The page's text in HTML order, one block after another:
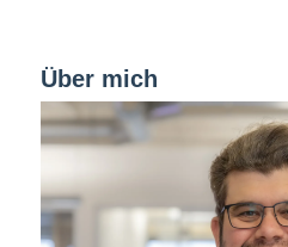
Über mich